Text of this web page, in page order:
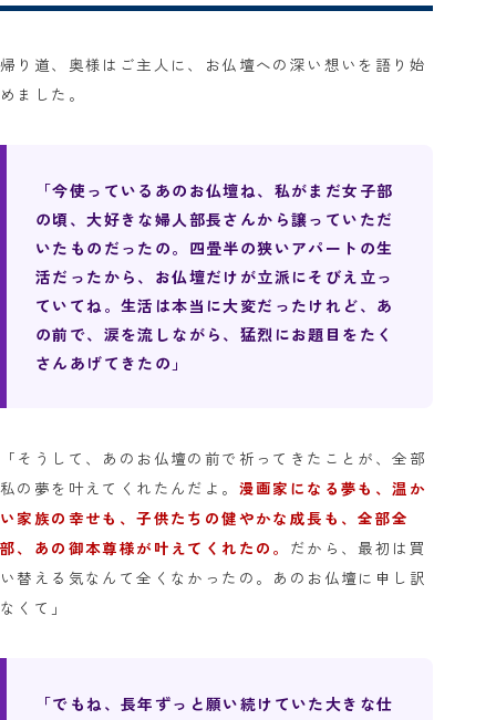
帰り道、奥様はご主人に、お仏壇への深い想いを語り始
めました。
「今使っているあのお仏壇ね、私がまだ女子部
の頃、大好きな婦人部長さんから譲っていただ
いたものだったの。四畳半の狭いアパートの生
活だったから、お仏壇だけが立派にそびえ立っ
ていてね。生活は本当に大変だったけれど、あ
の前で、涙を流しながら、猛烈にお題目をたく
さんあげてきたの」
「そうして、あのお仏壇の前で祈ってきたことが、全部
私の夢を叶えてくれたんだよ。 漫画家になる夢も、温か
い家族の幸せも、子供たちの健やかな成長も、全部全
部、あの御本尊様が叶えてくれたの。 だから、最初は買
い替える気なんて全くなかったの。あのお仏壇に申し訳
なくて」
「でもね、長年ずっと願い続けていた大きな仕